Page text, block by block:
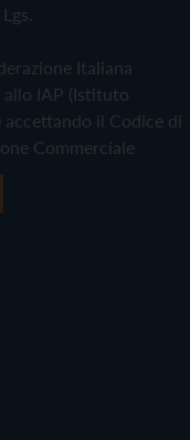
Italiana
IAP (Istituto
il Codice di
Commerciale